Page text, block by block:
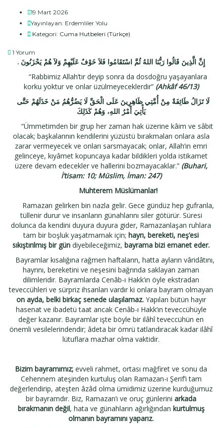
19 Mart 2026
Yayınlayan: Erdemliler Yolu
Kategori: Cuma Hutbeleri (Türkçe)
1 Yorum
. إِنَّ الَّذِينَ قَالُوا رَبُّنَا اللهُ ثُمَّ اسْتَقَامُوا فَلاَ خَوْفٌ عَلَيْهِمْ وَلاَ هُمْ يَحْزَنُونَ
“Rabbimiz Allah’tır deyip sonra da dosdoğru yaşayanlara
korku yoktur ve onlar üzülmeyeceklerdir” (Ahkâf 46/13)
لَا تَزَالُ طَائِفَةٌ مِنْ أُمَّتِي ظَاهِرِينَ عَلَى الْحَقِّ لَا يَضُرُّهُمُ مَنْ خَذَلَهُمْ حَتَّى
يَأْتِيَ أَمْرُ اللهِ، وَهُمْ كَذَلِكَ
“Ümmetimden bir grup her zaman hak üzerine kâim ve sâbit
olacak; başkalarının kendilerini yüzüstü bırakmaları onlara asla
zarar vermeyecek ve onları sarsmayacak; onlar, Allah’ın emri
gelinceye, kıyâmet kopuncaya kadar bildikleri yolda istikamet
üzere devam edecekler ve hallerini bozmayacaklar.” (Buhari,
İ’tisam: 10; Müslim, İman: 247)
Muhterem Müslümanlar!
Ramazan gelirken bin nazla gelir. Gece gündüz hep gufranla,
tüllenir durur ve insanların günahlarını siler götürür. Süresi
dolunca da kendini duyura duyura gider, Ramazanlaşan ruhlara
tam bir boşluk yaşatmamak için; hayrı, bereketi, neş’esi
sıkıştırılmış bir gün diyebileceğimiz, bayrama bizi emanet eder.
Bayramlar kısalığına rağmen haftaların, hatta ayların vâridâtını,
hayrını, bereketini ve neşesini bağrında saklayan zaman
dilimleridir. Bayramlarda Cenâb-ı Hakk’ın öyle ekstradan
teveccühleri ve sürpriz ihsanları vardır ki onlara bayram olmayan
on ayda, belki birkaç senede ulaşılamaz.Yapılan bütün hayır
hasenat ve ibadetü taat ancak Cenâb-ı Hakk’ın teveccühüyle
değer kazanır. Bayramlar işte böyle bir ilâhî teveccühün en
önemli vesilelerindendir; âdeta bir ömrü tatlandıracak kadar ilâhî
lütuflara mazhar olma vaktidir.
Bizim bayramımız; evveli rahmet, ortası mağfiret ve sonu da
Cehennem ateşinden kurtuluş olan Ramazan-ı Şerif’i tam
değerlendirip, ateşten âzâd olma ümidimiz üzerine kurduğumuz
bir bayramdır. Biz, Ramazan’ı ve oruç günlerini arkada
bırakmanın değil, hata ve günahların ağırlığından kurtulmuş
olmanın bayramını yaparız.